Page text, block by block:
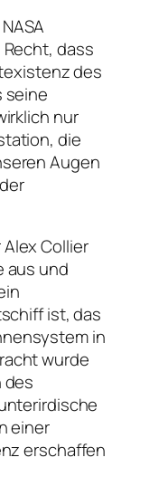
dass
des
seine
nur
die
Augen
Collier
aus und
ist, das
in
wurde
des
einer
erschaffen